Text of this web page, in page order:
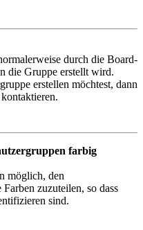
durch die Board-
die Gruppe erstellt wird.
erstellen möchtest, dann
farbig
möglich, den
zuzuteilen, so dass
sind.